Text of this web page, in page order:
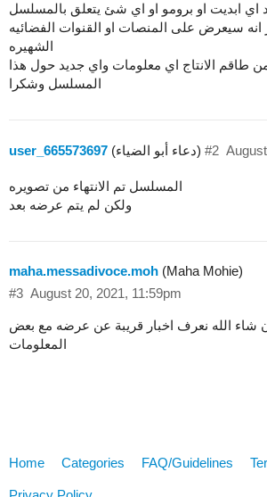
اي ابديت او برومو او اي شئ يتعلق بالمسلسل
سيعرض على المنصات او القنوات الفضائيه
الشهيره
طاقم الانتاج اي معلومات واي جديد حول هذا
المسلسل وشكرا
user_665573697 (دعاء أبو الضياء) #2
المسلسل تم الانتهاء من تصويره
ولكن لم يتم عرضه بعد
maha.messadivoce.moh (Maha Mohie)
August 20, 2021, 11:59pm
#3
شاء الله نعرف اخبار قريبة عن عرضه مع بعض
المعلومات
Home Categories FAQ/Guidelines